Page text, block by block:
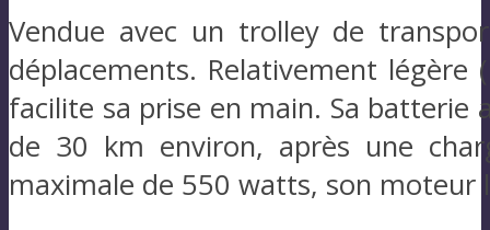
Vendue avec un trolley de
déplacements. Relativement légère
facilite sa prise en main. Sa
de 30 km environ, après une
maximale de 550 watts, son moteur